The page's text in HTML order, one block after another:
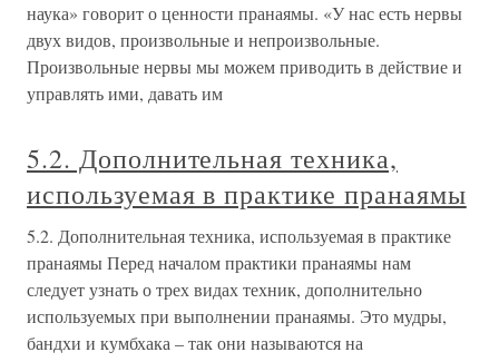
наука» говорит о ценности пранаямы. «У нас есть нервы
двух видов, произвольные и непроизвольные.
Произвольные нервы мы можем приводить в действие и
управлять ими, давать им
5.2. Дополнительная техника,
используемая в практике пранаямы
5.2. Дополнительная техника, используемая в практике
пранаямы Перед началом практики пранаямы нам
следует узнать о трех видах техник, дополнительно
используемых при выполнении пранаямы. Это мудры,
бандхи и кумбхака – так они называются на